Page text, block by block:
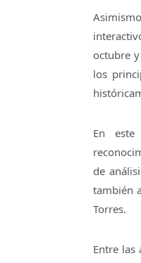
octubre
los
En
de
también
Torres.
Entre las